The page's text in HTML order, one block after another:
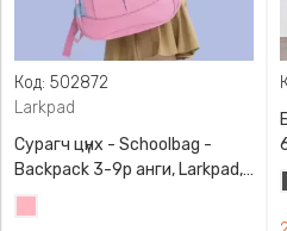
Код: 502872
Larkpad
Сурагч цүнх - Schoolbag -
Backpack 3-9р анги, Larkpad,
9009-10128, Цацруулагчтай,
Олон тасалгаатай